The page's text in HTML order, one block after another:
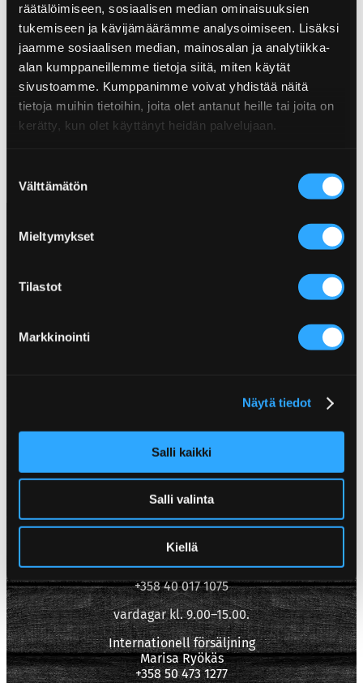
räätälöimiseen, sosiaalisen median ominaisuuksien
tukemiseen ja kävijämäärämme analysoimiseen. Lisäksi
jaamme sosiaalisen median, mainosalan ja analytiikka-
alan kumppaneillemme tietoja siitä, miten käytät
sivustoamme. Kumppanimme voivat yhdistää näitä
tietoja muihin tietoihin, joita olet antanut heille tai joita on
kerätty, kun olet käyttänyt heidän palvelujaan.
valinta
Välttämätön
Mieltymykset
Tilastot
Markkinointi
Näytä tiedot
Salli kaikki
Salli valinta
Kiellä
MANGO HABANERO MAJONEN –
VEGANSK MAJONNÄS
GARLIC RUB KRYDDBLANDNING
Poppamies Oy
Lentolantie 14-16
Finland
Konsumentkundtjänst
asiakaspalvelu(at)poppamies.fi
+358 40 017 1075
vardagar kl. 9.00–15.00.
Internationell försäljning
Marisa Ryökäs
+358 50 473 1277